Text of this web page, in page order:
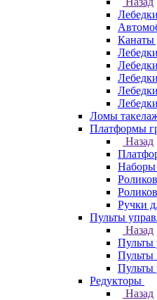
Лебедки
Канаты
Ломы
Платформы
Назад
Наборы
Ручки
Пульты
Назад
Пульты
Пульты
Пульты
Редукторы
Назад